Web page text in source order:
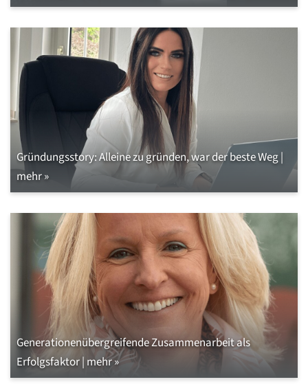
Gründungsstory: Alleine zu gründen, war der beste Weg |
mehr »
Generationenübergreifende Zusammenarbeit als
Erfolgsfaktor | mehr »